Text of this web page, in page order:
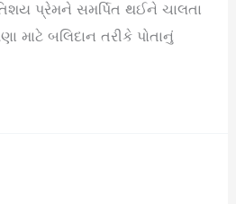
પ્રેમને સમર્પિત થઈને ચાલતા
માટે બલિદાન તરીકે પોતાનું